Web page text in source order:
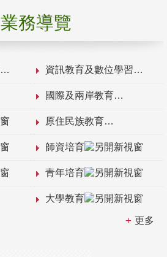
業務導覽
資訊教育及數位學習
國際及兩岸教育
原住民族教育
師資培育
青年培育
大學教育
更多